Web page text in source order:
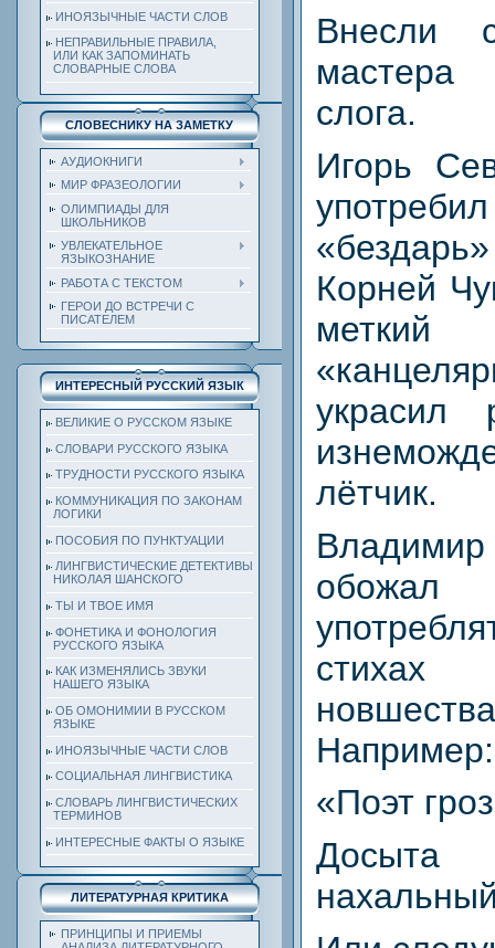
ИНОЯЗЫЧНЫЕ ЧАСТИ СЛОВ
НЕПРАВИЛЬНЫЕ ПРАВИЛА,
ИЛИ КАК ЗАПОМИНАТЬ
СЛОВАРНЫЕ СЛОВА
СЛОВЕСНИКУ НА ЗАМЕТКУ
АУДИОКНИГИ
МИР ФРАЗЕОЛОГИИ
ОЛИМПИАДЫ ДЛЯ
ШКОЛЬНИКОВ
УВЛЕКАТЕЛЬНОЕ
ЯЗЫКОЗНАНИЕ
РАБОТА С ТЕКСТОМ
ГЕРОИ ДО ВСТРЕЧИ С
ПИСАТЕЛЕМ
ИНТЕРЕСНЫЙ РУССКИЙ ЯЗЫК
ВЕЛИКИЕ О РУССКОМ ЯЗЫКЕ
СЛОВАРИ РУССКОГО ЯЗЫКА
ТРУДНОСТИ РУССКОГО ЯЗЫКА
КОММУНИКАЦИЯ ПО ЗАКОНАМ
ЛОГИКИ
ПОСОБИЯ ПО ПУНКТУАЦИИ
ЛИНГВИСТИЧЕСКИЕ ДЕТЕКТИВЫ
НИКОЛАЯ ШАНСКОГО
ТЫ И ТВОЕ ИМЯ
ФОНЕТИКА И ФОНОЛОГИЯ
РУССКОГО ЯЗЫКА
КАК ИЗМЕНЯЛИСЬ ЗВУКИ
НАШЕГО ЯЗЫКА
ОБ ОМОНИМИИ В РУССКОМ
ЯЗЫКЕ
ИНОЯЗЫЧНЫЕ ЧАСТИ СЛОВ
СОЦИАЛЬНАЯ ЛИНГВИСТИКА
СЛОВАРЬ ЛИНГВИСТИЧЕСКИХ
ТЕРМИНОВ
ИНТЕРЕСНЫЕ ФАКТЫ О ЯЗЫКЕ
ЛИТЕРАТУРНАЯ КРИТИКА
ПРИНЦИПЫ И ПРИЕМЫ
Внесли
мастера
слога.
Игорь
Корней
украсил
лётчик.
Например:
«Поэт
Досыта